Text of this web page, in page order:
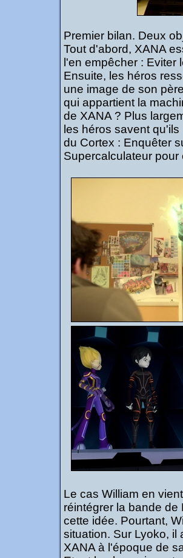
Premier bilan. Deux
Tout d'abord, XANA
l'en empêcher :
Ensuite, les héros
une image de son
qui appartient la
de XANA ? Plus
les héros savent
du Cortex : Enquêter
Supercalculateur
Le cas William en
réintégrer la bande de
cette idée. Pourtant,
situation. Sur Lyoko, il
XANA à l'époque de